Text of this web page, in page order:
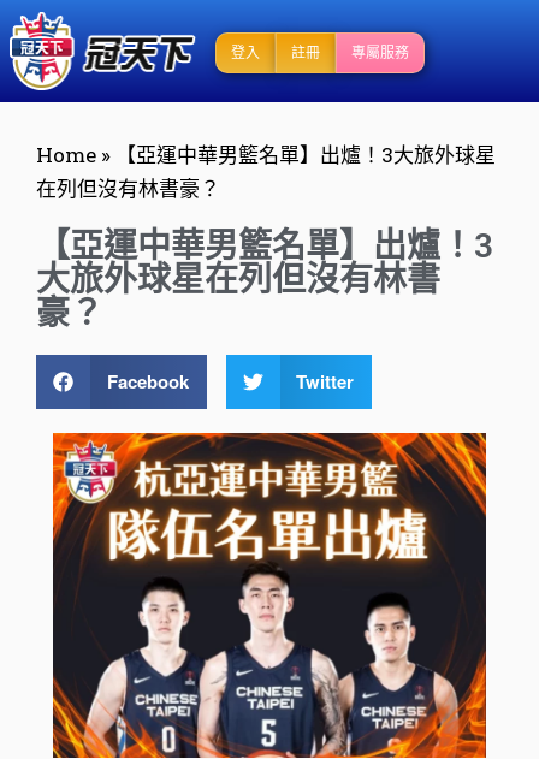
登入 註冊 專屬服務
Home »
【亞運中華男籃名單】出爐！3大旅外球星
在列但沒有林書豪？
【亞運中華男籃名單】出爐！3
大旅外球星在列但沒有林書
豪？
Facebook Twitter